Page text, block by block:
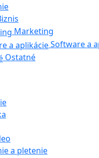
Marketing
Software a
Ostatné
a pletenie